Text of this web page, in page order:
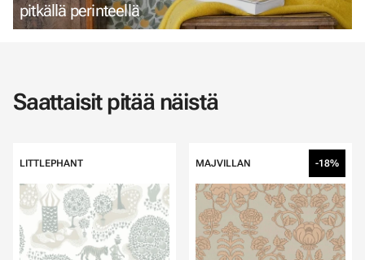
pitkällä perinteellä
Saattaisit pitää näistä
LITTLEPHANT MAJVILLAN -18%